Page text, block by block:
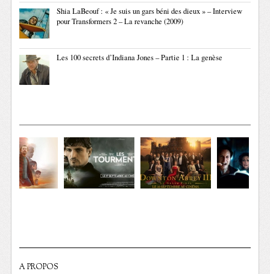
Shia LaBeouf : « Je suis un gars béni des dieux » – Interview
pour Transformers 2 – La revanche (2009)
Les 100 secrets d’Indiana Jones – Partie 1 : La genèse
A PROPOS